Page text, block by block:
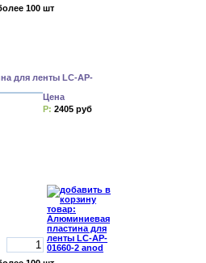
100 шт
для ленты LC-AP-
Цена
Р: 2405 руб